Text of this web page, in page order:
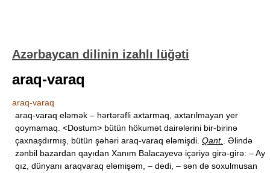
Azərbaycan dilinin izahlı lüğəti
araq-varaq
araq-varaq
araq-varaq eləmək – hərtərəfli axtarmaq, axtarılmayan yer
qoymamaq. <Dostum> bütün hökumət dairələrini bir-birinə
çaxnaşdırmış, bütün şəhəri araq-varaq eləmişdi. Qant.
. Əlində
zənbil bazardan qayıdan Xanım Balacayevə içəriyə girə-girə: – Ay
qız, dünyanı araqvaraq eləmişəm, – dedi, – sən də soxulmusan